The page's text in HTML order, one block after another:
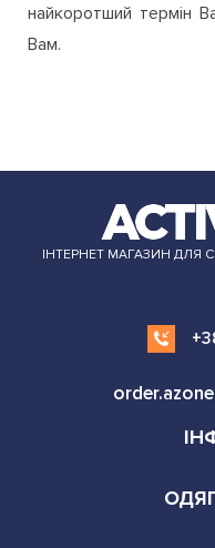
найкоротший термін
Вам.
ІНТЕРНЕТ МАГАЗИН ДЛЯ